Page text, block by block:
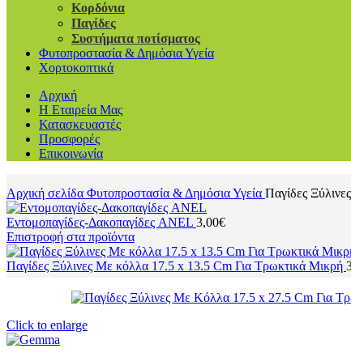
Κορδόνια
Παγίδες
Συστήματα ποτίσματος
Φυτοπροστασία & Δημόσια Υγεία
Χορτοκοπτικά
Αρχική
Η Εταιρεία Μας
Κατασκευαστές
Προσφορές
Επικοινωνία
Αρχική σελίδα Φυτοπροστασία & Δημόσια Υγεία Παγίδες
Εντομοπαγίδες-Δακοπαγίδες ANEL 3,00€
Επιστροφή στα προϊόντα
Παγίδες Ξύλινες Με κόλλα 17.5 x 13.5 Cm Για Τρωκτικά Μικρή
Click to enlarge